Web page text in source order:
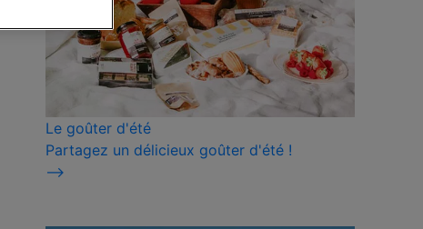
Le goûter d'été
Partagez un délicieux goûter d'été !
⟶